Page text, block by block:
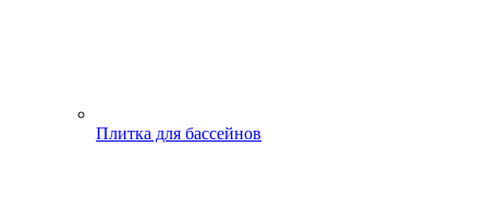
Плитка для бассейнов